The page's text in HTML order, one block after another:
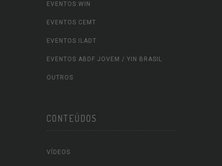
EVENTOS WIN
EVENTOS CEMT
EVENTOS ILADT
EVENTOS ABDF JOVEM / YIN BRASIL
OUTROS
CONTEÚDOS
VÍDEOS